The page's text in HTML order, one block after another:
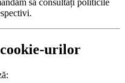
cookie-urilor